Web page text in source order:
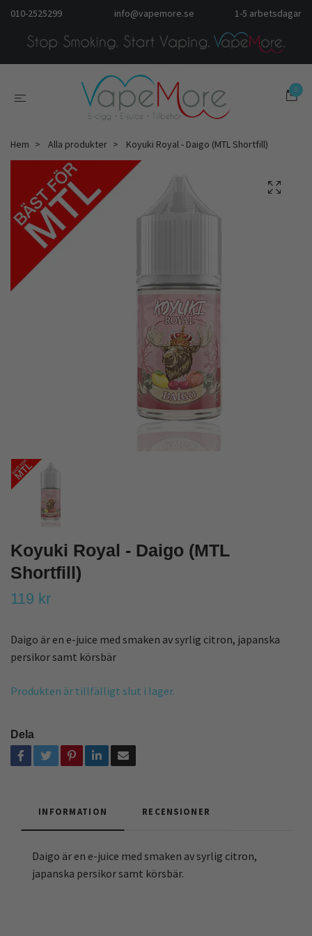
010-2525299 info@vapemore.se 1-5 arbetsdagar
0
Hem Alla produkter Koyuki Royal - Daigo (MTL Shortfill)
Koyuki Royal - Daigo (MTL
Shortfill)
119 kr
Daigo är en e-juice med smaken av syrlig citron, japanska
persikor samt körsbär
Produkten är tillfälligt slut i lager.
Dela
INFORMATION RECENSIONER
Daigo är en e-juice med smaken av syrlig citron,
japanska persikor samt körsbär.